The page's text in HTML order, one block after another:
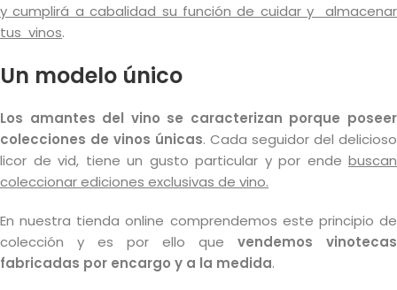
y cumplirá a cabalidad su función de cuidar y almacenar
tus vinos.
Un modelo único
Los amantes del vino se caracterizan porque poseer
colecciones de vinos únicas. Cada seguidor del delicioso
licor de vid, tiene un gusto particular y por ende buscan
coleccionar ediciones exclusivas de vino.
En nuestra tienda online comprendemos este principio de
colección y es por ello que vendemos vinotecas
fabricadas por encargo y a la medida.